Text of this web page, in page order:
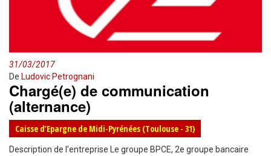
31/03/2017
De Ludovic Petrognani
Chargé(e) de communication
(alternance)
Caisse d’Epargne de Midi-Pyrénées (Toulouse - 31)
Description de l’entreprise Le groupe BPCE, 2e groupe bancaire